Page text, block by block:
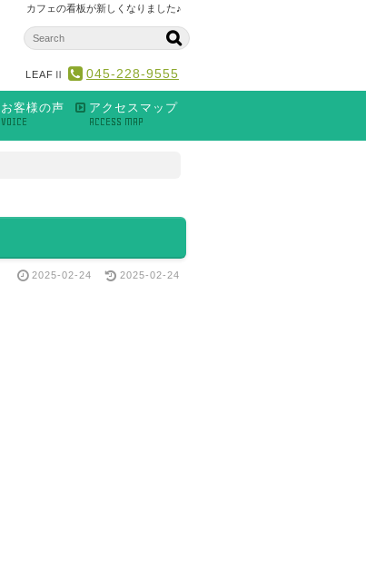
カフェの看板が新しくなりました♪
LEAFⅡ 045-228-9555
お客様の声
VOICE
アクセスマップ
ACCESS MAP
2025-02-24 2025-02-24